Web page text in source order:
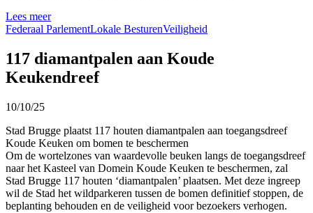
Lees meer
Federaal ParlementLokale BesturenVeiligheid
117 diamantpalen aan Koude
Keukendreef
10/10/25
Stad Brugge plaatst 117 houten diamantpalen aan toegangsdreef
Koude Keuken om bomen te beschermen
Om de wortelzones van waardevolle beuken langs de toegangsdreef
naar het Kasteel van Domein Koude Keuken te beschermen, zal
Stad Brugge 117 houten ‘diamantpalen’ plaatsen. Met deze ingreep
wil de Stad het wildparkeren tussen de bomen definitief stoppen, de
beplanting behouden en de veiligheid voor bezoekers verhogen.